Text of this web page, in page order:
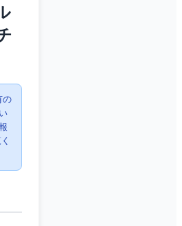
の